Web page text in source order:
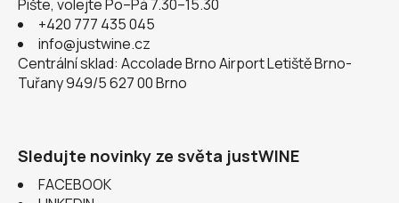
Pište, volejte Po–Pá 7.30–15.30
+420 777 435 045
info@justwine.cz
Centrální sklad: Accolade Brno Airport Letiště Brno-
Tuřany 949/5 627 00 Brno
Sledujte novinky ze světa justWINE
FACEBOOK